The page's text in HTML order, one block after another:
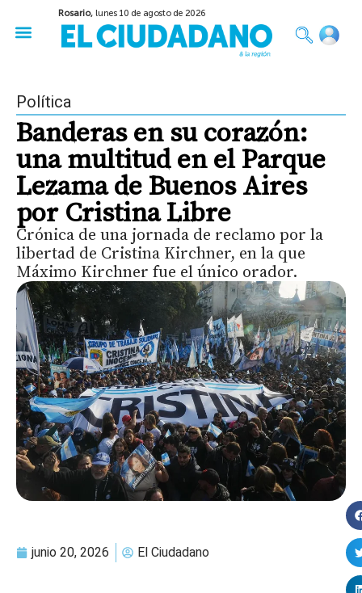
Rosario,lunes 10 de agosto de 2026
Política
Banderas en su corazón:
una multitud en el Parque
Lezama de Buenos Aires
por Cristina Libre
Crónica de una jornada de reclamo por la
libertad de Cristina Kirchner, en la que
Máximo Kirchner fue el único orador.
junio 20, 2026 El Ciudadano